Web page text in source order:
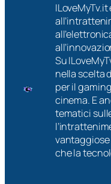
Su
nella scelta
per il
cinema. E
tematici
che la